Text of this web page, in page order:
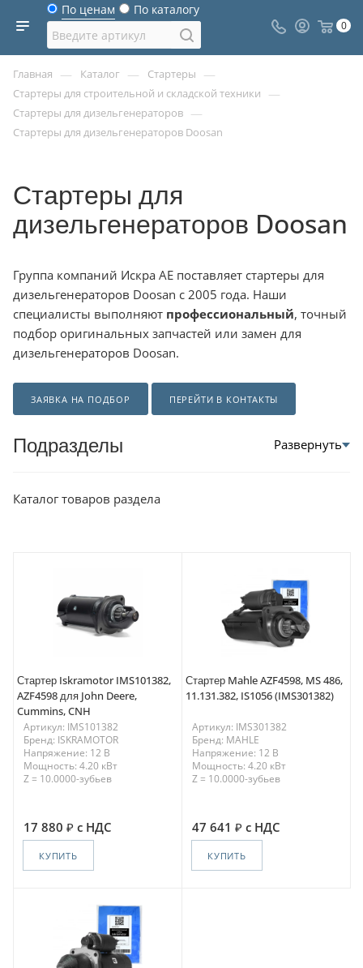
По ценам По каталогу
0
Главная — Каталог — Стартеры —
Стартеры для строительной и складской техники —
Стартеры для дизельгенераторов —
Стартеры для дизельгенераторов Doosan
Стартеры для
дизельгенераторов Doosan
Группа компаний Искра АЕ поставляет стартеры для
дизельгенераторов Doosan с 2005 года. Наши
специалисты выполняют профессиональный, точный
подбор оригинальных запчастей или замен для
дизельгенераторов Doosan.
ЗАЯВКА НА ПОДБОР ПЕРЕЙТИ В КОНТАКТЫ
Подразделы
Каталог товаров раздела
Стартер Iskramotor IMS101382,
AZF4598 для John Deere,
Cummins, CNH
Артикул: IMS101382
Бренд: ISKRAMOTOR
Напряжение: 12 В
Мощность: 4.20 кВт
Z = 10.0000-зубьев
17 880 с НДС
КУПИТЬ
Стартер Mahle AZF4598, MS 486,
11.131.382, IS1056 (IMS301382)
Артикул: IMS301382
Бренд: MAHLE
Напряжение: 12 В
Мощность: 4.20 кВт
Z = 10.0000-зубьев
47 641 с НДС
КУПИТЬ